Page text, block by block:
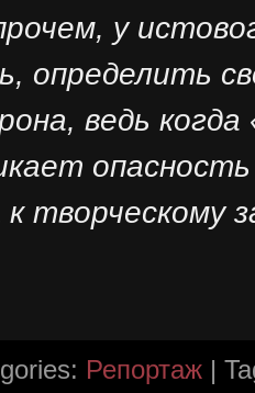
у
определить
ведь
к творческому
Репортаж |